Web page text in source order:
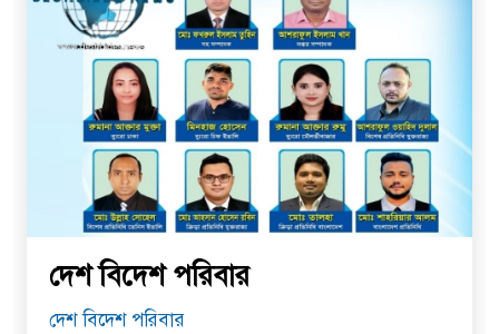
দেশ বিদেশ পরিবার
দেশ বিদেশ পরিবার